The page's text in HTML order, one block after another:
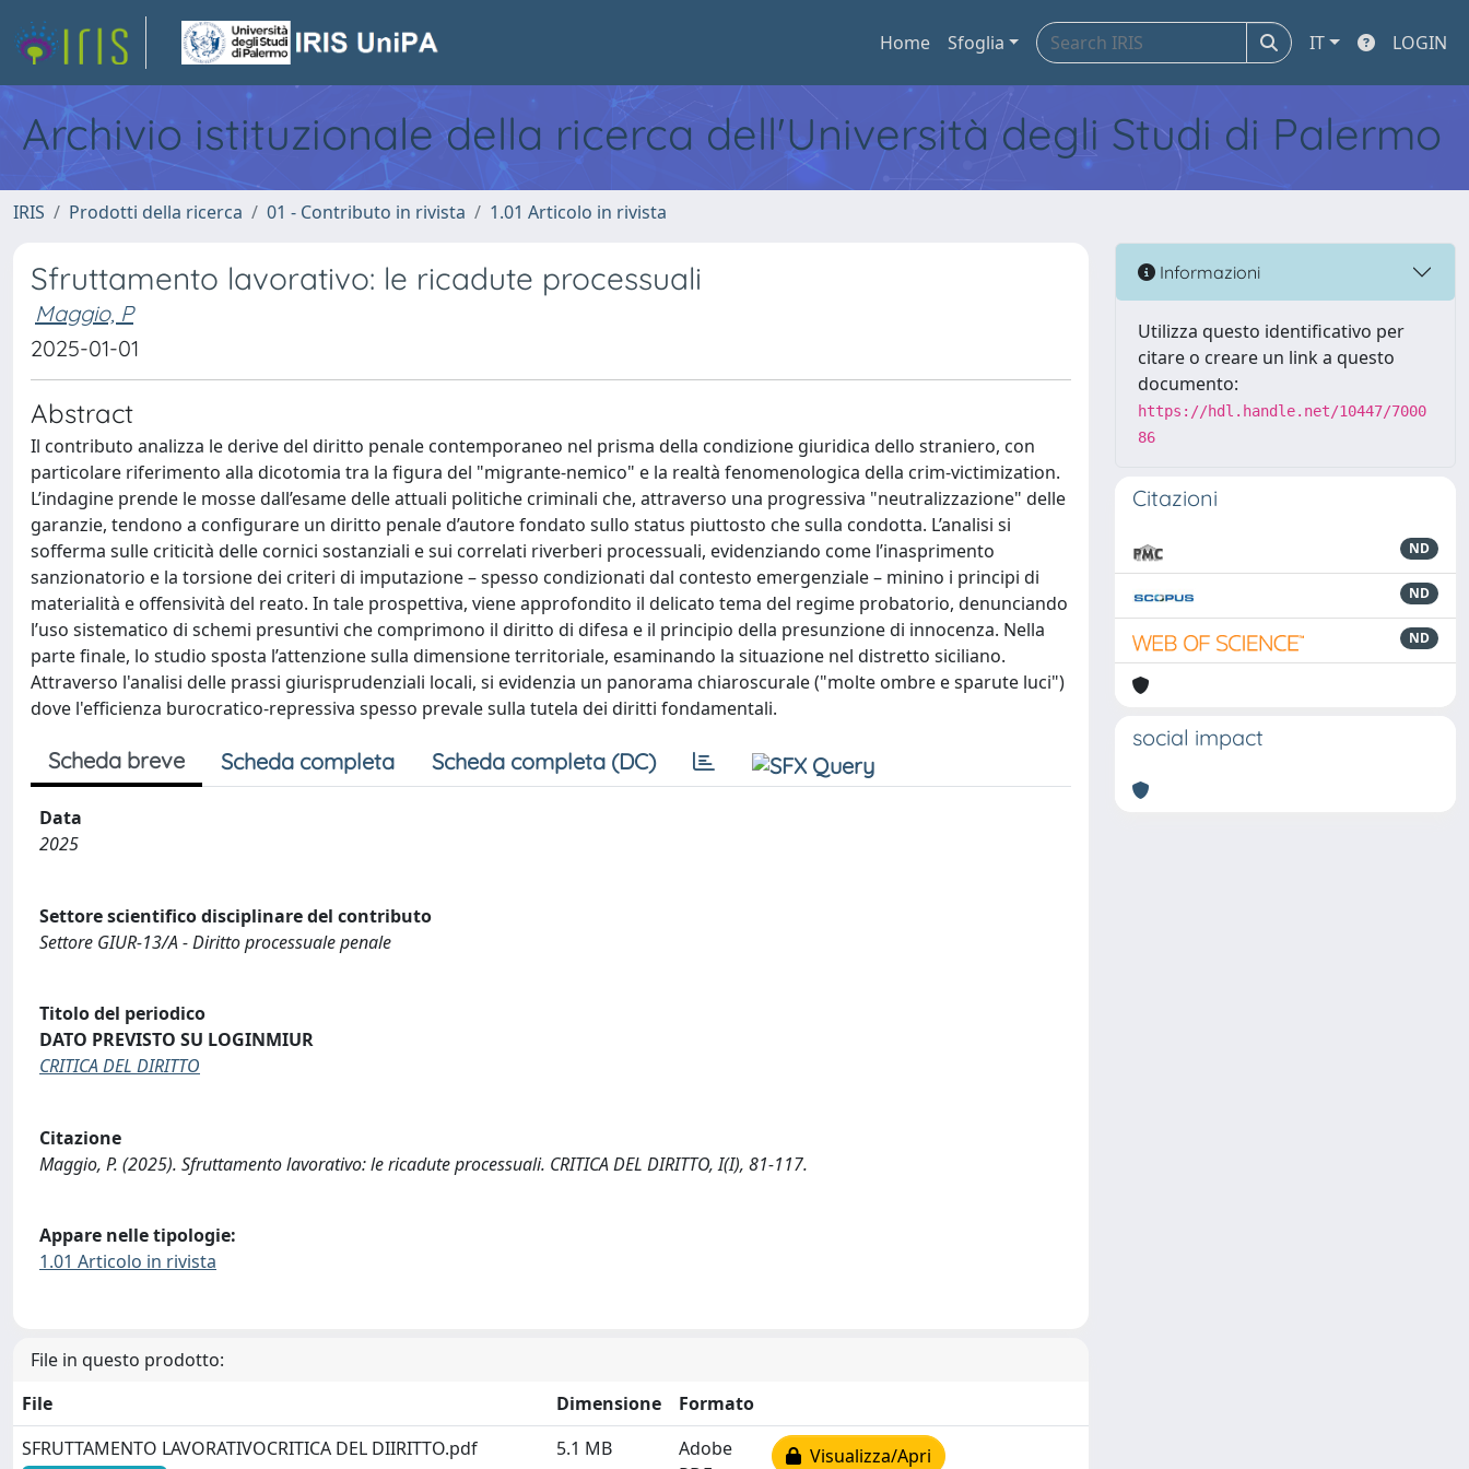
Home Sfoglia IT LOGIN
Archivio istituzionale della ricerca dell'Università degli Studi di Palermo
IRIS Prodotti della ricerca 01 - Contributo in rivista 1.01 Articolo in rivista
Sfruttamento lavorativo: le ricadute processuali
Maggio, P
2025-01-01
Abstract
Il contributo analizza le derive del diritto penale contemporaneo nel prisma della condizione giuridica dello straniero, con
particolare riferimento alla dicotomia tra la figura del "migrante-nemico" e la realtà fenomenologica della crim-victimization.
L’indagine prende le mosse dall’esame delle attuali politiche criminali che, attraverso una progressiva "neutralizzazione" delle
garanzie, tendono a configurare un diritto penale d’autore fondato sullo status piuttosto che sulla condotta. L’analisi si
sofferma sulle criticità delle cornici sostanziali e sui correlati riverberi processuali, evidenziando come l’inasprimento
sanzionatorio e la torsione dei criteri di imputazione – spesso condizionati dal contesto emergenziale – minino i principi di
materialità e offensività del reato. In tale prospettiva, viene approfondito il delicato tema del regime probatorio, denunciando
l’uso sistematico di schemi presuntivi che comprimono il diritto di difesa e il principio della presunzione di innocenza. Nella
parte finale, lo studio sposta l’attenzione sulla dimensione territoriale, esaminando la situazione nel distretto siciliano.
Attraverso l'analisi delle prassi giurisprudenziali locali, si evidenzia un panorama chiaroscurale ("molte ombre e sparute luci")
dove l'efficienza burocratico-repressiva spesso prevale sulla tutela dei diritti fondamentali.
Scheda breve Scheda completa Scheda completa (DC)
Data
2025
Settore scientifico disciplinare del contributo
Settore GIUR-13/A - Diritto processuale penale
Titolo del periodico
DATO PREVISTO SU LOGINMIUR
CRITICA DEL DIRITTO
Citazione
Maggio, P. (2025). Sfruttamento lavorativo: le ricadute processuali. CRITICA DEL DIRITTO, I(I), 81-117.
Appare nelle tipologie:
1.01 Articolo in rivista
File in questo prodotto:
File
Dimensione
Formato
SFRUTTAMENTO LAVORATIVOCRITICA DEL DIIRITTO.pdf
5.1 MB
Adobe
Visualizza/Apri
Informazioni
Utilizza questo identificativo per
citare o creare un link a questo
documento:
https://hdl.handle.net/10447/7000
86
Citazioni
ND
ND
ND
social impact